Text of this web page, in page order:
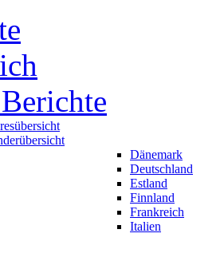
Dänemark
Deutschland
Estland
Finnland
Frankreich
Italien